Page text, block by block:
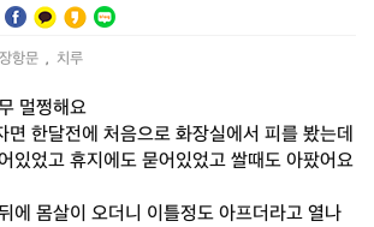
항문 , 치루
멀쩡해요
면 한달전에 처음으로 화장실에서 피를 봤는데
있었고 휴지에도 묻어있었고 쌀때도 아팠어요
에 몸살이 오더니 이틀정도 아프더라고 열나